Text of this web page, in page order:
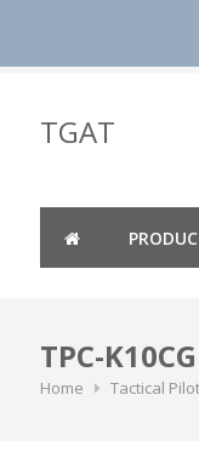
contentTGAT
TPC-K10CG
Home Tactical